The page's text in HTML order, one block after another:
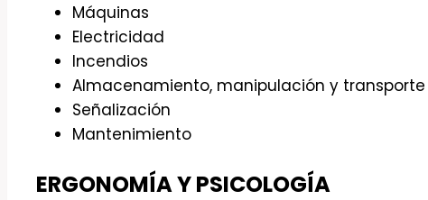
Máquinas
Electricidad
Incendios
Almacenamiento, manipulación y
Señalización
Mantenimiento
ERGONOMÍA Y PSICOLOGÍA